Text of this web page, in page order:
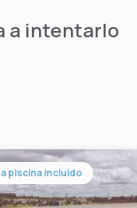
a intentarlo
piscina incluido